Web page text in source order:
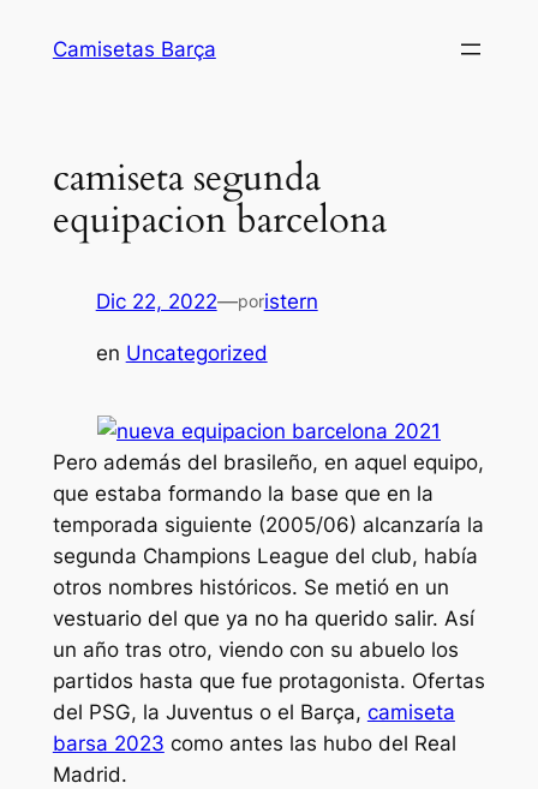
Camisetas Barça
camiseta segunda
equipacion barcelona
Dic 22, 2022—poristern
en Uncategorized
Pero además del brasileño, en aquel equipo,
que estaba formando la base que en la
temporada siguiente (2005/06) alcanzaría la
segunda Champions League del club, había
otros nombres históricos. Se metió en un
vestuario del que ya no ha querido salir. Así
un año tras otro, viendo con su abuelo los
partidos hasta que fue protagonista. Ofertas
del PSG, la Juventus o el Barça, camiseta
barsa 2023 como antes las hubo del Real
Madrid.